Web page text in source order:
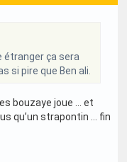
étranger ça sera
si pire que Ben ali.
bouzaye joue … et
qu’un strapontin … fin